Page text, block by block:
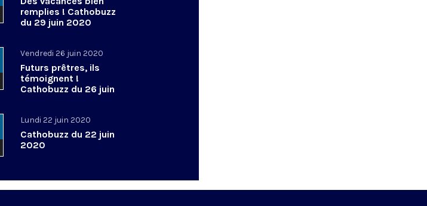
remplies ! Cathobuzz
du 29 juin 2020
Vendredi 26 juin 2020
Futurs prêtres, ils
témoignent !
Cathobuzz du 26 juin
Lundi 22 juin 2020
Cathobuzz du 22 juin
2020